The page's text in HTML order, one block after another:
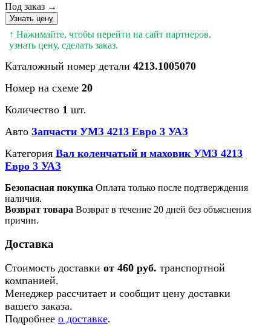
Под заказ →
Узнать цену
↑ Нажимайте, чтобы перейти на сайт партнеров,
узнать цену, сделать заказ.
Каталожный номер детали 4213.1005070
Номер на схеме 20
Количество 1 шт.
Авто Запчасти УМЗ 4213 Евро 3 УАЗ
Категория Вал коленчатый и маховик УМЗ 4213
Евро 3 УАЗ
Безопасная покупка Оплата только после подтверждения
наличия.
Возврат товара Возврат в течение 20 дней без объяснения
причин.
Доставка
Стоимость доставки от 460 руб. транспортной
компанией.
Менеджер рассчитает и сообщит цену доставки
вашего заказа.
Подробнее о доставке.